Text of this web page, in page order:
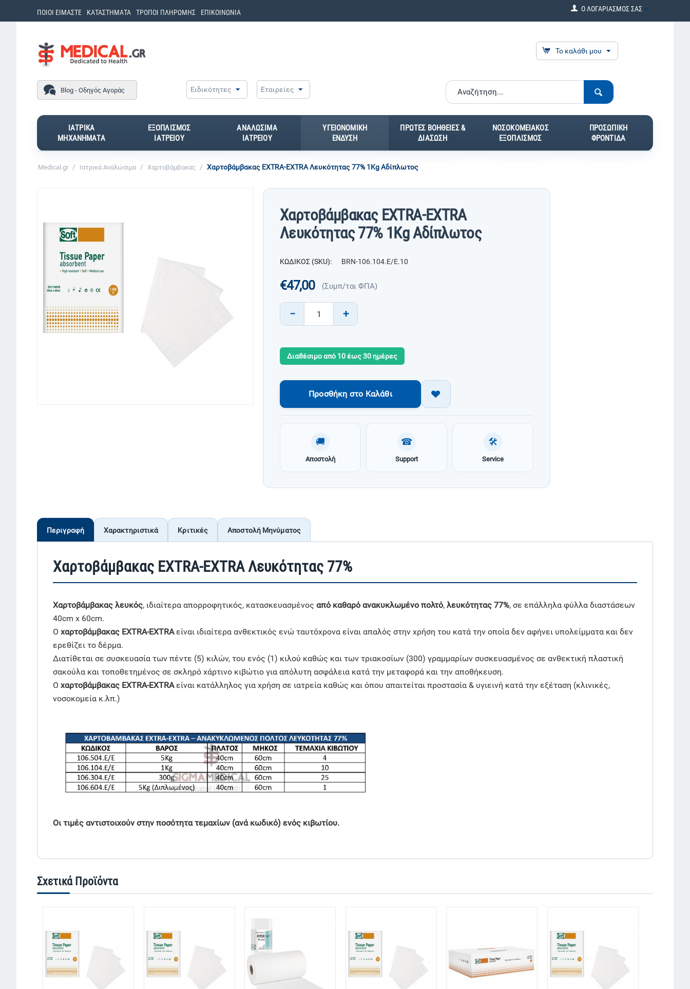
ΠΟΙΟΙ ΕΙΜΑΣΤΕ ΚΑΤΑΣΤΗΜΑΤΑ ΤΡΟΠΟΙ ΠΛΗΡΩΜΗΣ ΕΠΙΚΟΙΝΩΝΙΑ Ο ΛΟΓΑΡΙΑΣΜΟΣ ΣΑΣ
Το καλάθι μου
Blog - Οδηγός Αγοράς Ειδικότητες Εταιρείες
ΙΑΤΡΙΚΑ
ΜΗΧΑΝΗΜΑΤΑ
ΕΞΟΠΛΙΣΜΟΣ
ΙΑΤΡΕΙΟΥ
ΑΝΑΛΩΣΙΜΑ
ΙΑΤΡΕΙΟΥ
ΥΓΕΙΟΝΟΜΙΚΗ
ΕΝΔΥΣΗ
ΠΡΩΤΕΣ ΒΟΗΘΕΙΕΣ &
ΔΙΑΣΩΣΗ
ΝΟΣΟΚΟΜΕΙΑΚΟΣ
ΕΞΟΠΛΙΣΜΟΣ
ΠΡΟΣΩΠΙΚΗ
ΦΡΟΝΤΙΔΑ
Medical.gr / Ιατρικά Αναλώσιμα / Χαρτοβάμβακας / Χαρτοβάμβακας EXTRA-EXTRA Λευκότητας 77% 1Kg Αδίπλωτος
Χαρτοβάμβακας EXTRA-EXTRA
Λευκότητας 77% 1Kg Αδίπλωτος
ΚΩΔΙΚΟΣ (SKU): BRN-106.104.E/E.10
€47,00 (Συμπ/ται ΦΠΑ)
+
−
Διαθέσιμο από 10 έως 30 ημέρες
Προσθήκη στο Καλάθι
🚚
Αποστολή
☎
Support
🛠
Service
Περιγραφή Χαρακτηριστικά Κριτικές Αποστολή Μηνύματος
Χαρτοβάμβακας EXTRA-EXTRA Λευκότητας 77%
Χαρτοβάμβακας λευκός, ιδιαίτερα απορροφητικός, κατασκευασμένος από καθαρό ανακυκλωμένο πολτό, λευκότητας 77%, σε επάλληλα φύλλα διαστάσεων
40cm x 60cm.
Ο χαρτοβάμβακας EXTRA-EXTRAείναι ιδιαίτερα ανθεκτικός ενώ ταυτόχρονα είναι απαλός στην χρήση του κατά την οποία δεν αφήνει υπολείμματα και δεν
ερεθίζει το δέρμα.
Διατίθεται σε συσκευασία των πέντε (5) κιλών, του ενός (1) κιλού καθώς και των τριακοσίων (300) γραμμαρίων συσκευασμένος σε ανθεκτική πλαστική
σακούλα και τοποθετημένος σε σκληρό χάρτινο κιβώτιο για απόλυτη ασφάλεια κατά την μεταφορά και την αποθήκευση.
Ο χαρτοβάμβακας EXTRA-EXTRAείναι κατάλληλος για χρήση σε ιατρεία καθώς και όπου απαιτείται προστασία & υγιεινή κατά την εξέταση (κλινικές,
νοσοκομεία κ.λπ.)
Οι τιμές αντιστοιχούν στην ποσότητα τεμαχίων (ανά κωδικό) ενός κιβωτίου.
Σχετικά Προϊόντα